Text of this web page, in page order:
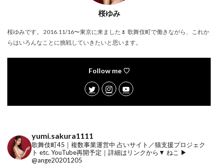
桜ゆみ
桜ゆみです。 2016.11/16〜東京に来ました🌷 歌舞伎町で働きながら、これか
らはいろんなことに挑戦していきたいと思います。
Follow me ♡
yumi.sakura1111
歌舞伎町45｜複数事業運営中 占いサイト／猫支援プロジェク
ト etc. YouTube再開予定｜詳細はリンクから▼ ねこ ▶︎
@ange20201205